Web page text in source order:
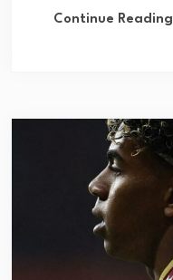
Continue Reading